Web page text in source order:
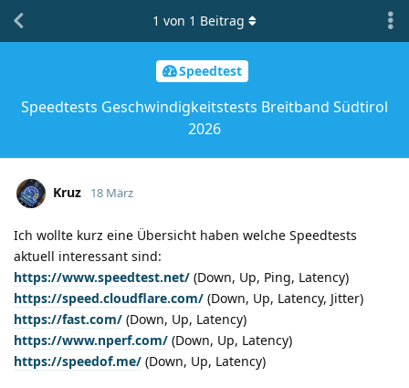
Speedtest
Speedtests Geschwindigkeitstests Breitband Südtirol
2026
1 von 1 Beitrag
Kruz 18 März
Ich wollte kurz eine Übersicht haben welche Speedtests
aktuell interessant sind:
https://www.speedtest.net/ (Down, Up, Ping, Latency)
https://speed.cloudflare.com/ (Down, Up, Latency, Jitter)
https://fast.com/ (Down, Up, Latency)
https://www.nperf.com/ (Down, Up, Latency)
https://speedof.me/ (Down, Up, Latency)